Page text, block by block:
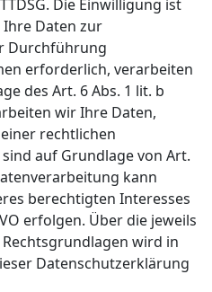
Die Einwilligung ist
Daten zur
Durchführung
erforderlich, verarbeiten
des Art. 6 Abs. 1 lit. b
wir Ihre Daten,
rechtlichen
auf Grundlage von Art.
kann
berechtigten Interesses
erfolgen. Über die jeweils
wird in
Datenschutzerklärung